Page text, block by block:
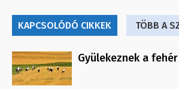
KAPCSOLÓDÓ CIKKEK TÖBB A
Gyülekeznek a